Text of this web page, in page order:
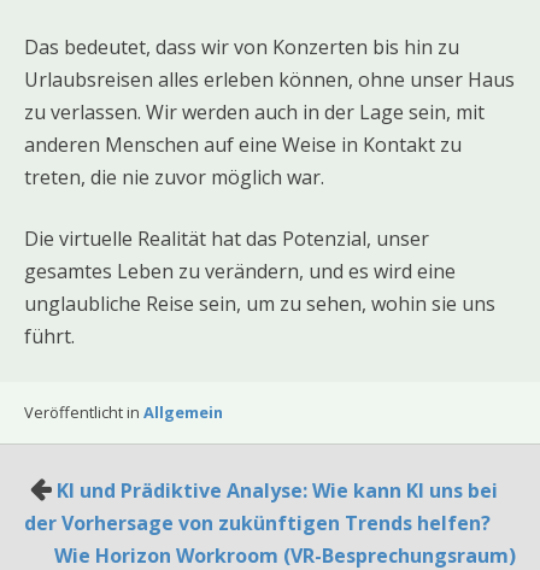
Das bedeutet, dass wir von Konzerten bis hin zu
Urlaubsreisen alles erleben können, ohne unser Haus
zu verlassen. Wir werden auch in der Lage sein, mit
anderen Menschen auf eine Weise in Kontakt zu
treten, die nie zuvor möglich war.
Die virtuelle Realität hat das Potenzial, unser
gesamtes Leben zu verändern, und es wird eine
unglaubliche Reise sein, um zu sehen, wohin sie uns
führt.
Veröffentlicht in Allgemein
Beitragsnavigation
KI und Prädiktive Analyse: Wie kann KI uns bei
der Vorhersage von zukünftigen Trends helfen?
Wie Horizon Workroom (VR-Besprechungsraum)